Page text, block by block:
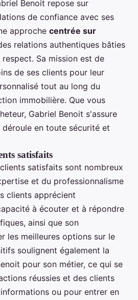
Benoit repose sur
de confiance avec ses
approche centrée sur
relations authentiques bâties
Sa mission est de
de ses clients pour leur
tout au long du
immobilière. Que vous
Gabriel Benoit s'assure
en toute sécurité et
satisfaits
satisfaits sont nombreux
et du professionnalisme
clients apprécient
à écouter et à répondre
ainsi que son
les meilleures options sur le
soulignent également la
pour son métier, ce qui se
réussies et des clients
ou pour entrer en